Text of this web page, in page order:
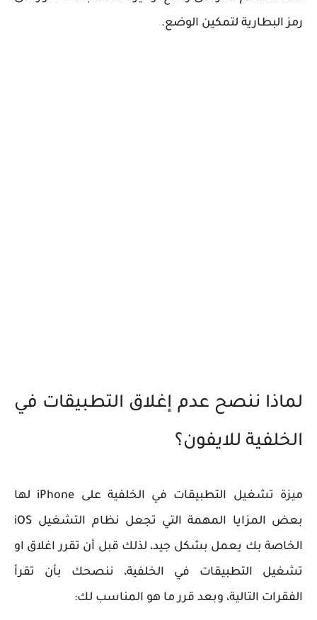
رمز البطارية لتمكين الوضع.
لماذا ننصح عدم إغلاق التطبيقات في
الخلفية للايفون؟
ميزة تشغيل التطبيقات في الخلفية على iPhone لها
بعض المزايا المهمة التي تجعل نظام التشغيل iOS
الخاصة بك يعمل بشكل جيد، لذلك قبل أن تقرر اغلاق او
تشغيل التطبيقات في الخلفية، ننصحك بأن تقرأ
الفقرات التالية، وبعد قرر ما هو المناسب لك: